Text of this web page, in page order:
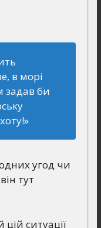
в морі
задав би
угод чи
тут
ситуації